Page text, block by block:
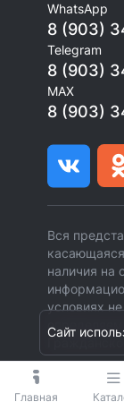
Главная
Сайт
WhatsApp
8 (903)
Telegram
8 (903)
MAX
8 (903)
Вся
наличия на
условиях